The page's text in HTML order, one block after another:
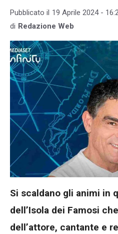
Pubblicato il 19 Aprile 2024 -
di Redazione Web
Si scaldano gli animi in
dell’Isola dei Famosi
dell’attore, cantante e